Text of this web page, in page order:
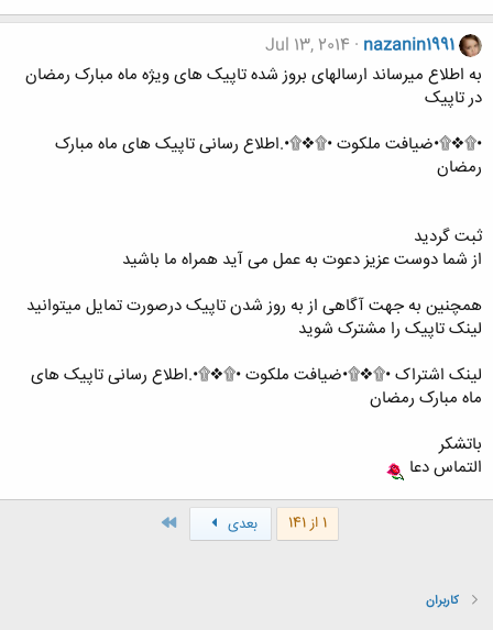
nazanin1991
Jul 13, 2014
به اطلاع میرساند ارسالهای بروز شده تاپیک های ویژه ماه مبارک رمضان
در تاپیک
•۩❖۩•ضیافت ملکوت •۩❖۩•.اطلاع رسانی تاپیک های ماه مبارک
رمضان
ثبت گردید
از شما دوست عزیز دعوت به عمل می آید همراه ما باشید
همچنین به جهت آگاهی از به روز شدن تاپیک درصورت تمایل میتوانید
لینک تاپیک را مشترک شوید
لینک اشتراک •۩❖۩•ضیافت ملکوت •۩❖۩•.اطلاع رسانی تاپیک های
ماه مبارک رمضان
باتشکر
التماس دعا
1 از 141 بعدی
کاربران